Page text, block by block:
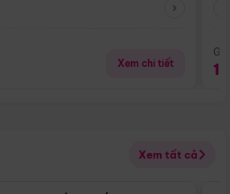
Xem chi tiết
Xem tất cả
Điểm nổi bật